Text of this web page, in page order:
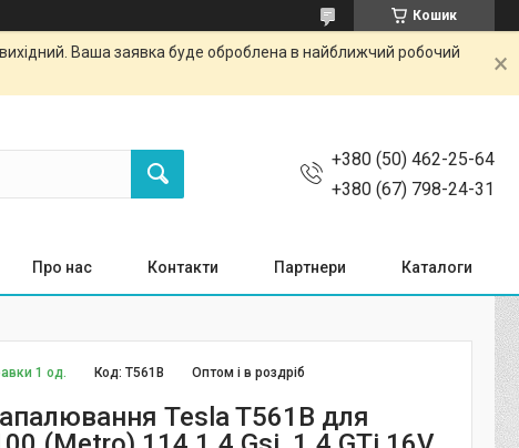
Кошик
Ваша заявка буде оброблена в найближчий робочий
+380 (50) 462-25-64
+380 (67) 798-24-31
Про нас Контакти Партнери Каталоги
1 од. Оптом і в роздріб
Код:T561B
Tesla T561B для